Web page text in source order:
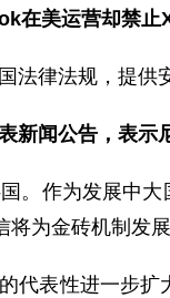
在美运营却禁
律法规，提供
新闻公告，表
。作为发展中
为金砖机制发
代表性进一步